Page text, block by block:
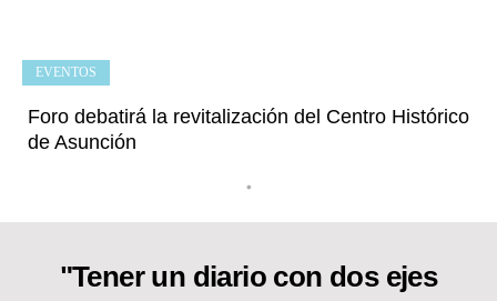
Foro debatirá la revitalización del Centro Histórico
de Asunción
•
EVENTOS
"Tener un diario con dos ejes